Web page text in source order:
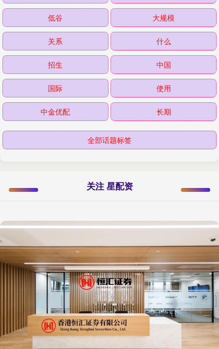
低谷 大规模
关系 什么
招生 中国
国际 使用
中金优配 长期
全部话题标签
关注 星配资